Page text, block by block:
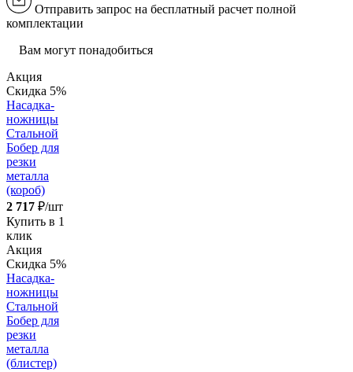
Отправить запрос на бесплатный расчет полной
комплектации
Вам могут понадобиться
Акция
Скидка 5%
Насадка-
ножницы
Стальной
Бобер для
резки
металла
(короб)
2 717 ₽/шт
Купить в 1
клик
Акция
Скидка 5%
Насадка-
ножницы
Стальной
Бобер для
резки
металла
(блистер)